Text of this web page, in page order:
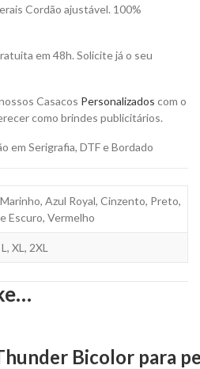
Cordão ajustável. 100%
em 48h. Solicite já o seu
Casacos Personalizados com o
como brindes publicitários.
em Serigrafia, DTF e Bordado
Azul Royal, Cinzento, Preto,
Escuro, Vermelho
XL, 2XL
Bicolor para